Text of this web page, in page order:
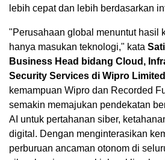
lebih cepat dan lebih berdasarkan
"Perusahaan global menuntut hasil
hanya masukan teknologi," kata
Business Head bidang Cloud,
Security Services di Wipro
kemampuan Wipro dan Recorded
semakin memajukan pendekatan
AI untuk pertahanan siber,
digital. Dengan menginterasikan
perburuan ancaman otonom di